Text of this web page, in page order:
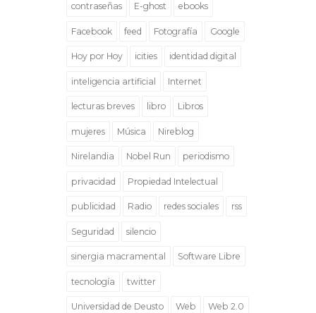
contraseñas E-ghost ebooks
Facebook feed Fotografía Google
Hoy por Hoy icities identidad digital
inteligencia artificial Internet
lecturas breves libro Libros
mujeres Música Nireblog
Nirelandia Nobel Run periodismo
privacidad Propiedad Intelectual
publicidad Radio redes sociales rss
Seguridad silencio
sinergia macramental Software Libre
tecnología twitter
Universidad de Deusto Web Web 2.0